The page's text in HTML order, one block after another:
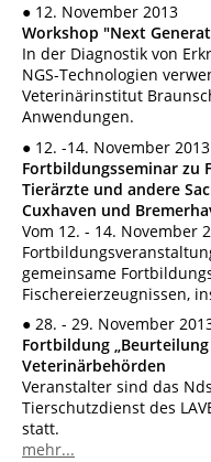
● 12. November 2013
Workshop "Next
In der Diagnostik von
NGS-Technologien
Veterinärinstitut
Anwendungen.
● 12. -14. November 2013
Fortbildungsseminar zu
Tierärzte und andere
Cuxhaven und
Vom 12. - 14. November
gemeinsame
Fischereierzeugnissen,
● 28. - 29. November
Fortbildung
Veterinärbehörden
Veranstalter sind das
Tierschutzdienst des
statt.
mehr...